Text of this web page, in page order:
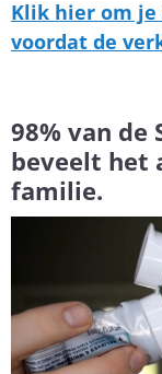
Klik hier om je
voordat de
98% van de
beveelt het
familie.